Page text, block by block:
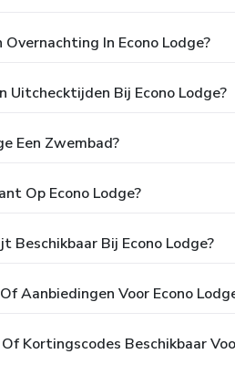
Overnachting In Econo Lodge?
Uitchecktijden Bij Econo Lodge?
Een Zwembad?
Op Econo Lodge?
Beschikbaar Bij Econo Lodge?
Aanbiedingen Voor Econo
Kortingscodes Beschikbaar